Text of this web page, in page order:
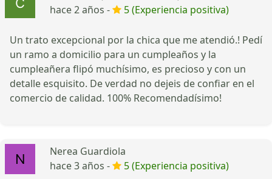
hace 2 años -
5 (Experiencia positiva)
Un trato excepcional por la chica que me atendió.! Pedí
un ramo a domicilio para un cumpleaños y la
cumpleañera flipó muchísimo, es precioso y con un
detalle esquisito. De verdad no dejeis de confiar en el
comercio de calidad. 100% Recomendadísimo!
Nerea Guardiola
hace 3 años -
5 (Experiencia positiva)